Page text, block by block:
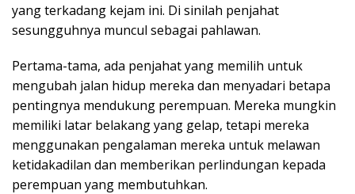
yang terkadang kejam ini. Di sinilah penjahat
sesungguhnya muncul sebagai pahlawan.
Pertama-tama, ada penjahat yang memilih untuk
mengubah jalan hidup mereka dan menyadari betapa
pentingnya mendukung perempuan. Mereka mungkin
memiliki latar belakang yang gelap, tetapi mereka
menggunakan pengalaman mereka untuk melawan
ketidakadilan dan memberikan perlindungan kepada
perempuan yang membutuhkan.